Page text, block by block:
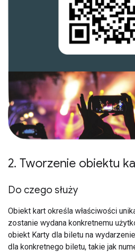
2. Tworzenie obiektu
Do czego służy
Obiekt kart określa właściwości
zostanie wydana konkretnemu
obiekt Karty dla biletu na
dla konkretnego biletu, takie jak